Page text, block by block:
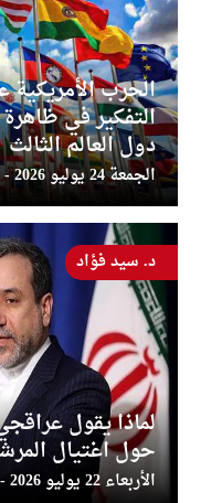
الحرب
التفكير في
دول العالم الثالث
الجمعة 24 يوليو 2026 - 10:35:06
لماذا يقول
حول اغتيال
الأربعاء 22 يوليو 2026 - 14:13:18
د. سيد فؤاد